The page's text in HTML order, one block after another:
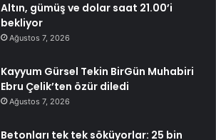
Altın, gümüş ve dolar saat 21.00’i
bekliyor
Ağustos 7, 2026
Kayyum Gürsel Tekin BirGün Muhabiri
Ebru Çelik’ten özür diledi
Ağustos 7, 2026
Betonları tek tek söküyorlar: 25 bin